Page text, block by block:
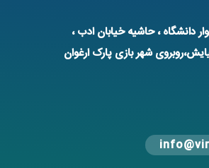
دانشگاه ، حاشیه خیابان ادب ،
شهر بازی پارک ارغوان